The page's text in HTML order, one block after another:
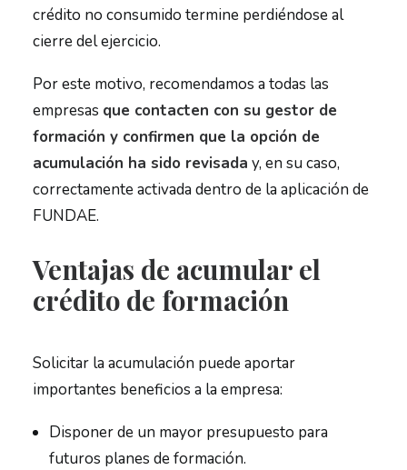
crédito no consumido termine perdiéndose al
cierre del ejercicio.
Por este motivo, recomendamos a todas las
empresas que contacten con su gestor de
formación y confirmen que la opción de
acumulación ha sido revisada y, en su caso,
correctamente activada dentro de la aplicación de
FUNDAE.
Ventajas de acumular el
crédito de formación
Solicitar la acumulación puede aportar
importantes beneficios a la empresa:
Disponer de un mayor presupuesto para
futuros planes de formación.